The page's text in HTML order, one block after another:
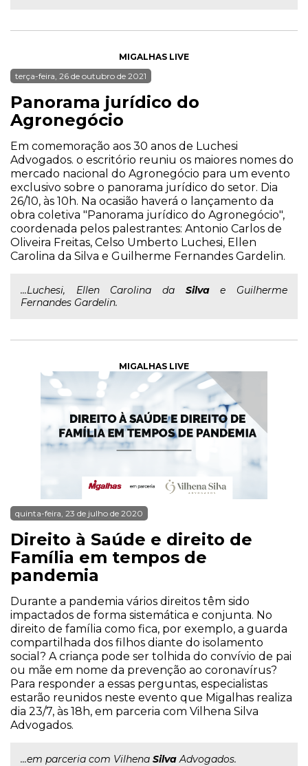
MIGALHAS LIVE
terça-feira, 26 de outubro de 2021
Panorama jurídico do
Agronegócio
Em comemoração aos 30 anos de Luchesi
Advogados. o escritório reuniu os maiores nomes do
mercado nacional do Agronegócio para um evento
exclusivo sobre o panorama jurídico do setor. Dia
26/10, às 10h. Na ocasião haverá o lançamento da
obra coletiva "Panorama jurídico do Agronegócio",
coordenada pelos palestrantes: Antonio Carlos de
Oliveira Freitas, Celso Umberto Luchesi, Ellen
Carolina da Silva e Guilherme Fernandes Gardelin.
...Luchesi, Ellen Carolina da Silvae Guilherme
Fernandes Gardelin.
MIGALHAS LIVE
quinta-feira, 23 de julho de 2020
Direito à Saúde e direito de
Família em tempos de
pandemia
Durante a pandemia vários direitos têm sido
impactados de forma sistemática e conjunta. No
direito de família como fica, por exemplo, a guarda
compartilhada dos filhos diante do isolamento
social? A criança pode ser tolhida do convívio de pai
ou mãe em nome da prevenção ao coronavírus?
Para responder a essas perguntas, especialistas
estarão reunidos neste evento que Migalhas realiza
dia 23/7, às 18h, em parceria com Vilhena Silva
Advogados.
...em parceria com Vilhena SilvaAdvogados.